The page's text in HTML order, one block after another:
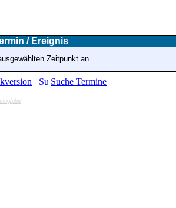
/ Ereignis
Zeitpunkt an...
Suche Termine
php